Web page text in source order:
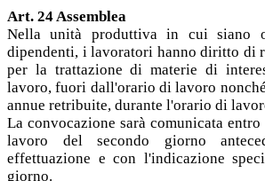
Art. 24 Assemblea
Nella unità produttiva in cui siano
dipendenti, i lavoratori hanno diritto di
per la trattazione di materie di
lavoro, fuori dall'orario di lavoro
annue retribuite, durante l'orario di
La convocazione sarà comunicata
lavoro del secondo giorno
effettuazione e con l'indicazione
giorno.